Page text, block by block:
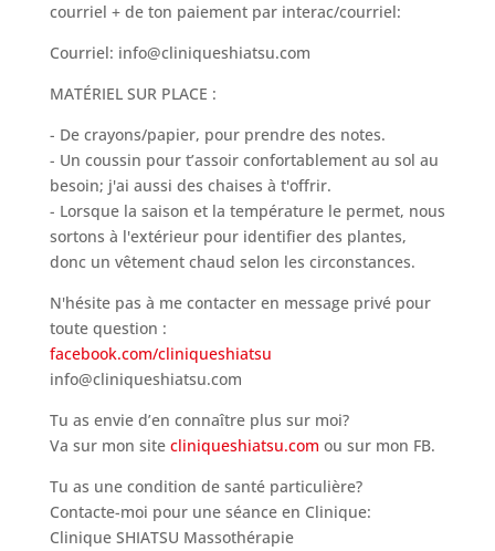
courriel + de ton paiement par interac/courriel:
Courriel: info@cliniqueshiatsu.com
MATÉRIEL SUR PLACE :
- De crayons/papier, pour prendre des notes.
- Un coussin pour t’assoir confortablement au sol au
besoin; j'ai aussi des chaises à t'offrir.
- Lorsque la saison et la température le permet, nous
sortons à l'extérieur pour identifier des plantes,
donc un vêtement chaud selon les circonstances.
N'hésite pas à me contacter en message privé pour
toute question :
facebook.com/cliniqueshiatsu
info@cliniqueshiatsu.com
Tu as envie d’en connaître plus sur moi?
Va sur mon site cliniqueshiatsu.com ou sur mon FB.
Tu as une condition de santé particulière?
Contacte-moi pour une séance en Clinique:
Clinique SHIATSU Massothérapie